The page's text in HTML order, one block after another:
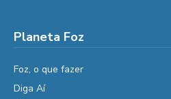
Planeta Foz
Foz, o que fazer
Diga Aí